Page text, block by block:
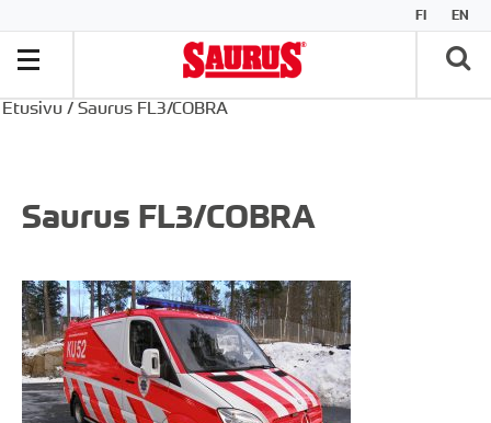
FI EN
Etusivu / Saurus FL3/COBRA
Saurus FL3/COBRA